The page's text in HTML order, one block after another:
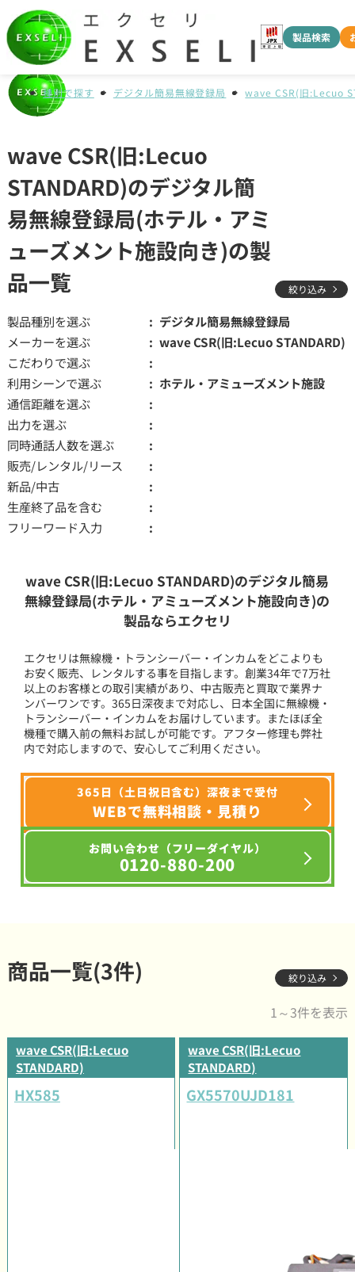
製品検索
種別で探す デジタル簡易無線登録局 wave CSR(旧:Lecuo
wave CSR(旧:Lecuo
STANDARD)のデジタル簡
易無線登録局(ホテル・アミ
ューズメント施設向き)の製
品一覧
絞り込み
製品種別を選ぶ
デジタル簡易無線登録局
メーカーを選ぶ
wave CSR(旧:Lecuo STANDARD)
こだわりで選ぶ
利用シーンで選ぶ
ホテル・アミューズメント施設
通信距離を選ぶ
出力を選ぶ
同時通話人数を選ぶ
販売/レンタル/リース
新品/中古
生産終了品を含む
フリーワード入力
wave CSR(旧:Lecuo STANDARD)のデジタル簡易
無線登録局(ホテル・アミューズメント施設向き)の
製品ならエクセリ
エクセリは無線機・トランシーバー・インカムをどこよりも
お安く販売、レンタルする事を目指します。創業34年で7万社
以上のお客様との取引実績があり、中古販売と買取で業界ナ
ンバーワンです。365日深夜まで対応し、日本全国に無線機・
トランシーバー・インカムをお届けしています。またほぼ全
機種で購入前の無料お試しが可能です。アフター修理も弊社
内で対応しますので、安心してご利用ください。
365日（土日祝日含む）深夜まで受付
WEBで無料相談・見積り
お問い合わせ（フリーダイヤル）
0120-880-200
商品一覧(3件) 絞り込み
1～3件を表示
wave CSR(旧:Lecuo
STANDARD)
HX585
wave CSR(旧:Lecuo
STANDARD)
GX5570UJD181